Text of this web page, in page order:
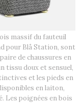
massif du fauteuil
pour Blå Station, sont
de chaussures en
tissu doux et sensuel,
et les pieds en
en laiton,
Les poignées en bois